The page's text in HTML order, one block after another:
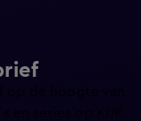
op de hoogte van
en series op KIJK.